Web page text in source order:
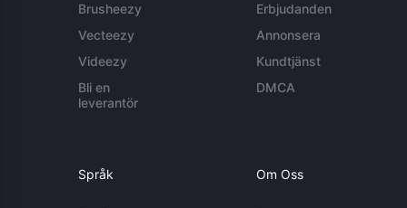
Brusheezy
Vecteezy
Videezy
Bli en
leverantör
Erbjudanden
Annonsera
Kundtjänst
DMCA
Språk Om Oss